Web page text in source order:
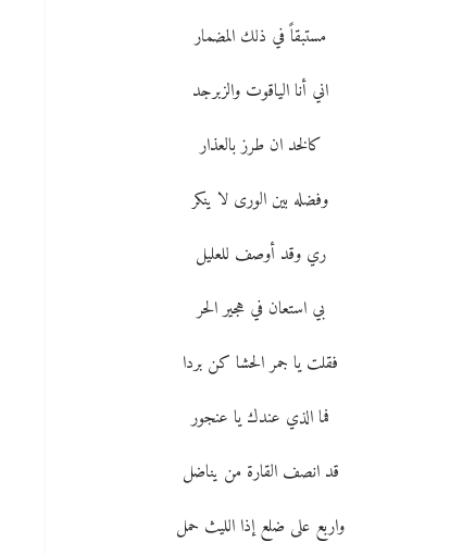
مستبقاً في ذلك المضمار
اني أنا الياقوت والزبرجد
كالخد ان طرز بالعذار
وفضله بين الورى لا ينكر
ري وقد أوصف للعليل
بي استعان في هجير الحر
فقلت يا جمر الحشا كن بردا
فما الذي عندك يا عنجور
قد انصف القارة من يناضل
واربع على ضلع إذا الليث حمل